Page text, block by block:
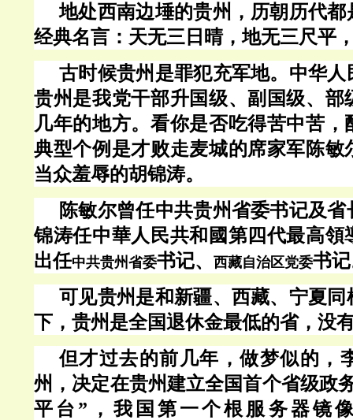
地处西南边埵的贵州，历朝历代
经典名言：天无三日晴，地无三尺平
古时候贵州是罪犯充军地。中华
贵州是我党干部升国级、副国级、部
几年的地方。看你是否吃得苦中苦，
典型个例是才败走麦城的席家军陈敏
当众羞辱的胡锦涛。
陈敏尔曾任中共贵州省委书记及省
锦涛任中華人民共和國第四代最高領
出任中共贵州省委书记、 西藏自治区党委书
可见贵州是和新疆、西藏、宁夏
下，贵州是全国退休金最低的省，没
但才过去的前几年，做梦似的，
州，决定在贵州建立全国首个省级政
平台”，我国第一个根服务器镜